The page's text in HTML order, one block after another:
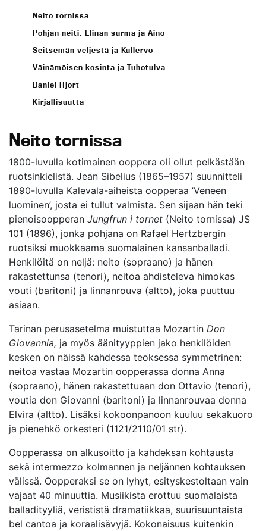
Neito tornissa
Pohjan neiti, Elinan surma ja Aino
Seitsemän veljestä ja Kullervo
Väinämöisen kosinta ja Tuhotulva
Daniel Hjort
Kirjallisuutta
Neito tornissa
1800-luvulla kotimainen ooppera oli ollut pelkästään
ruotsinkielistä. Jean Sibelius (1865–1957) suunnitteli
1890-luvulla Kalevala-aiheista oopperaa ’Veneen
luominen’, josta ei tullut valmista. Sen sijaan hän teki
pienoisoopperan Jungfrun i tornet (Neito tornissa) JS
101 (1896), jonka pohjana on Rafael Hertzbergin
ruotsiksi muokkaama suomalainen kansanballadi.
Henkilöitä on neljä: neito (sopraano) ja hänen
rakastettunsa (tenori), neitoa ahdisteleva himokas
vouti (baritoni) ja linnanrouva (altto), joka puuttuu
asiaan.
Tarinan perusasetelma muistuttaa Mozartin Don
Giovannia, ja myös äänityyppien jako henkilöiden
kesken on näissä kahdessa teoksessa symmetrinen:
neitoa vastaa Mozartin oopperassa donna Anna
(sopraano), hänen rakastettuaan don Ottavio (tenori),
voutia don Giovanni (baritoni) ja linnanrouvaa donna
Elvira (altto). Lisäksi kokoonpanoon kuuluu sekakuoro
ja pienehkö orkesteri (1121/2110/01 str).
Oopperassa on alkusoitto ja kahdeksan kohtausta
sekä intermezzo kolmannen ja neljännen kohtauksen
välissä. Oopperaksi se on lyhyt, esityskestoltaan vain
vajaat 40 minuuttia. Musiikista erottuu suomalaista
balladityyliä, verististä dramatiikkaa, suurisuuntaista
bel cantoa ja koraalisävyjä. Kokonaisuus kuitenkin